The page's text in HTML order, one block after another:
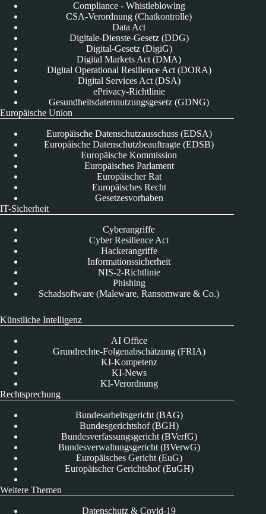
Compliance - Whistleblowing
CSA-Verordnung (Chatkontrolle)
Data Act
Digitale-Dienste-Gesetz (DDG)
Digital-Gesetz (DigiG)
Digital Markets Act (DMA)
Digital Operational Resilience Act (DORA)
Digital Services Act (DSA)
ePrivacy-Richtlinie
Gesundheitsdatennutzungsgesetz (GDNG)
Europäische Union
Europäische Datenschutzausschuss (EDSA)
Europäische Datenschutzbeauftragte (EDSB)
Europäische Kommission
Europäisches Parlament
Europäischer Rat
Europäisches Recht
Gesetzesvorhaben
IT-Sicherheit
Cyberangriffe
Cyber Resilience Act
Hackerangriffe
Informationssicherheit
NIS-2-Richtlinie
Phishing
Schadsoftware (Maleware, Ransomware & Co.)
Künstliche Intelligenz
AI Office
Grundrechte-Folgenabschätzung (FRIA)
KI-Kompetenz
KI-News
KI-Verordnung
Rechtsprechung
Bundesarbeitsgericht (BAG)
Bundesgerichtshof (BGH)
Bundesverfassungsgericht (BVerfG)
Bundesverwaltungsgericht (BVerwG)
Europäisches Gericht (EuG)
Europäischer Gerichtshof (EuGH)
Weitere Themen
Datenschutz & Covid-19